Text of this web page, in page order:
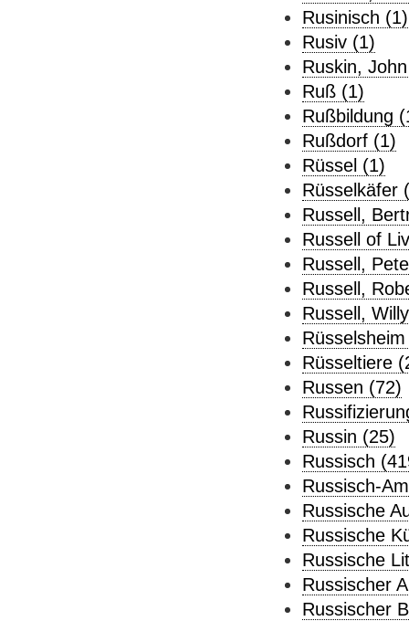
Rusinisch (1)
Rusiv (1)
Ruskin,
Ruß (1)
Rußbildung
Rußdorf (1)
Rüssel (1)
Rüsselkäfer
Russell,
Russell of
Russell,
Russell,
Russell,
Rüsseltiere
Russen (72)
Russin (25)
Russisch
Russisch-
Russische
Russische
Russische
Russischer
Russischer